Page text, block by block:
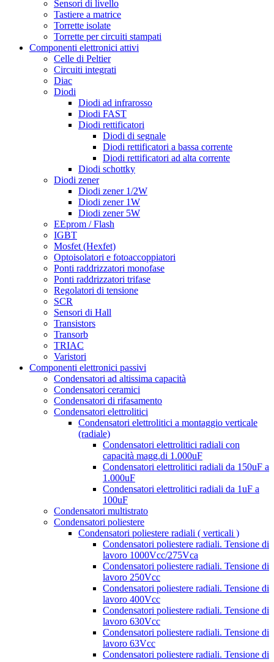
Sensori di livello
Tastiere a matrice
Torrette isolate
Torrette per circuiti stampati
Componenti elettronici attivi
Celle di Peltier
Circuiti integrati
Diac
Diodi
Diodi ad infrarosso
Diodi FAST
Diodi rettificatori
Diodi di segnale
Diodi rettificatori a bassa corrente
Diodi rettificatori ad alta corrente
Diodi schottky
Diodi zener
Diodi zener 1/2W
Diodi zener 1W
Diodi zener 5W
EEprom / Flash
IGBT
Mosfet (Hexfet)
Optoisolatori e fotoaccoppiatori
Ponti raddrizzatori monofase
Ponti raddrizzatori trifase
Regolatori di tensione
SCR
Sensori di Hall
Transistors
Transorb
TRIAC
Varistori
Componenti elettronici passivi
Condensatori ad altissima capacità
Condensatori ceramici
Condensatori di rifasamento
Condensatori elettrolitici
Condensatori elettrolitici a montaggio verticale
(radiale)
Condensatori elettrolitici radiali con
capacità magg.di 1.000uF
Condensatori elettrolitici radiali da 150uF a
1.000uF
Condensatori elettrolitici radiali da 1uF a
100uF
Condensatori multistrato
Condensatori poliestere
Condensatori poliestere radiali ( verticali )
Condensatori poliestere radiali. Tensione di
lavoro 1000Vcc/275Vca
Condensatori poliestere radiali. Tensione di
lavoro 250Vcc
Condensatori poliestere radiali. Tensione di
lavoro 400Vcc
Condensatori poliestere radiali. Tensione di
lavoro 630Vcc
Condensatori poliestere radiali. Tensione di
lavoro 63Vcc
Condensatori poliestere radiali. Tensione di